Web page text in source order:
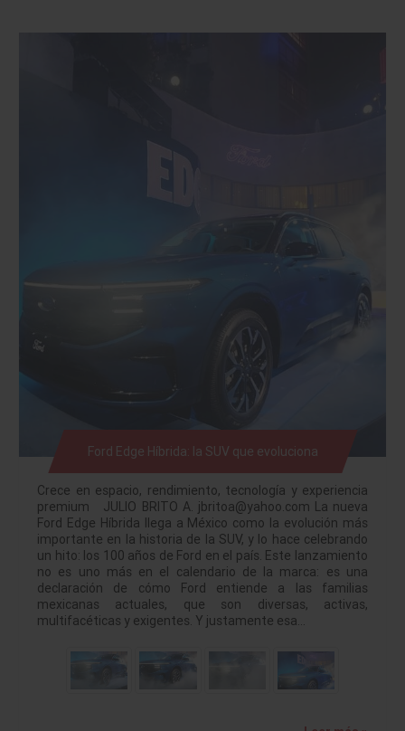
Ford Edge Híbrida: la SUV que evoluciona
Crece en espacio, rendimiento, tecnología y experiencia
premium JULIO BRITO A. jbritoa@yahoo.com La nueva
Ford Edge Híbrida llega a México como la evolución más
importante en la historia de la SUV, y lo hace celebrando
un hito: los 100 años de Ford en el país. Este lanzamiento
no es uno más en el calendario de la marca: es una
declaración de cómo Ford entiende a las familias
mexicanas actuales, que son diversas, activas,
multifacéticas y exigentes. Y justamente esa…